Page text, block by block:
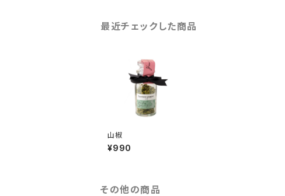
最近チェックした商品
山椒
¥990
その他の商品